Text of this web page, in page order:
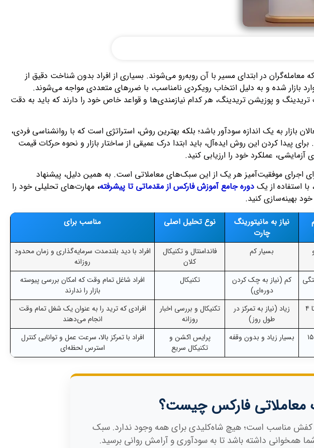
در ابتدای مسیر با آن روبه‌رو می‌شوند. بسیاری از افراد بدون شناخت دقیق از
بازار شده و به دلیل انتخاب رویکردی نامناسب، با ضررهای متعددی مواجه می‌شوند.
و پوزیشن تریدینگ، هر کدام نیازمندی‌ها و قواعد خاص خود را دارند که باید به دقت
بازار به یک اندازه سودآور باشد؛ بلکه بهترین روش، استراتژی است که با روانشناسی فردی،
کردن این روش ایده‌آل، باید ابتدا درک عمیقی از ساختار بازار و نحوه حرکات قیمت
عملکرد خود را ارزیابی کنید.
اجرای موفقیت‌آمیز هر یک از این سبک‌های معاملاتی است. به همین دلیل، پیشنهاد
استفاده از یک دوره جامع آموزش فارکس از مقدماتی تا پیشرفته، مهارت‌های تحلیلی خود را
بهینه‌سازی کنید.
نیاز به مانیتورینگ
چارت
نوع تحلیل اصلی مناسب برای
بسیار کم
فاندامنتال و تکنیکال
کلان
افراد با دید بلندمدت سرمایه‌گذاری و زمان محدود
روزانه
کم (نیاز به چک کردن
دوره‌ای)
تکنیکال
افراد شاغل تمام‌ وقت که امکان بررسی پیوسته
بازار را ندارند
۳۰ دقیقه تا ۴
زیاد (نیاز به تمرکز در
طول روز)
تکنیکال و بررسی اخبار
روزانه
افرادی که ترید را به عنوان یک شغل تمام‌ وقت
انجام می‌دهند
۱ دقیقه تا ۱۵
بسیار زیاد و بدون وقفه
پرایس اکشن و
تکنیکال سریع
افراد با تمرکز بالا، سرعت عمل و توانایی کنترل
استرس لحظه‌ای
معاملاتی فارکس چیست؟
کفش مناسب است؛ هیچ شاه‌کلیدی برای همه وجود ندارد. سبک
همخوانی داشته باشد تا به سودآوری و آرامش روانی برسید.